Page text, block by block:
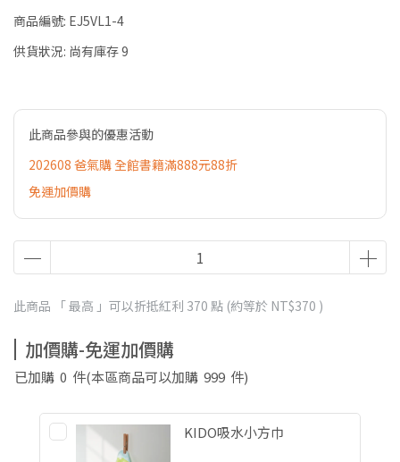
商品編號: EJ5VL1-4
供貨狀況: 尚有庫存 9
此商品參與的優惠活動
202608 爸氣購 全館書籍滿888元88折
免運加價購
此商品 「 最高 」可以折抵紅利 370 點 (約等於 NT$370 )
加價購-免運加價購
已加購 0 件(本區商品可以加購 999 件)
KIDO吸水小方巾